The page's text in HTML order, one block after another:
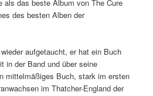
als das beste Album von The Cure
des besten Alben der
aufgetaucht, er hat ein Buch
in der Band und über seine
mittelmäßiges Buch, stark im ersten
im Thatcher-England der